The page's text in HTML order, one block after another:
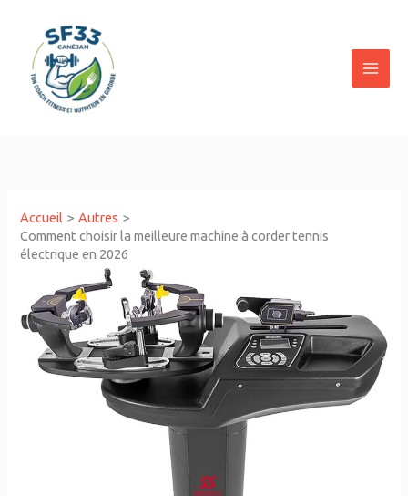
contenu
Accueil
Autres
Comment choisir la meilleure machine à corder tennis
électrique en 2026